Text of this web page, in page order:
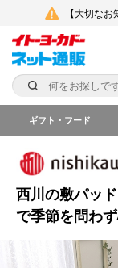
【大切な
ギフト・フード
西川の敷パッ
で季節を問わ